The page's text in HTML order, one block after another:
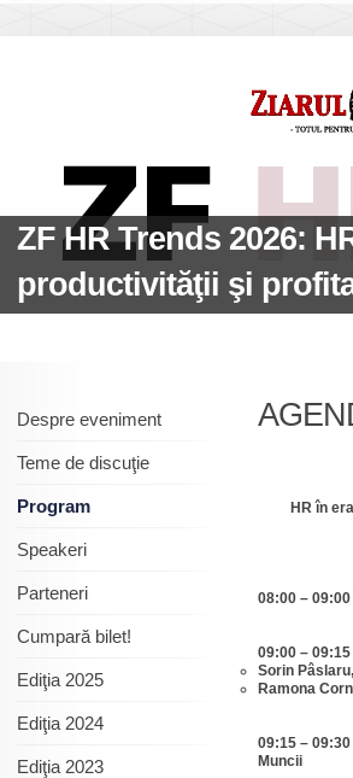
ZF HR Trends 2026:
productivităţii şi
Despre eveniment
Teme de discuţie
Program
Speakeri
Parteneri
Cumpară bilet!
Ediţia 2025
Ediţia 2024
Ediţia 2023
HR în
08:00 –
09:00 –
Sorin
Ramona
09:15 – 09:30
Muncii